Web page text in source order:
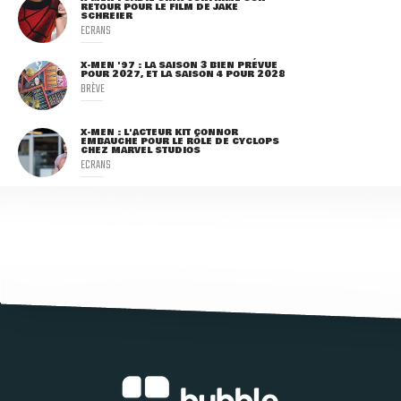
RETOUR POUR LE FILM DE JAKE
SCHREIER
ECRANS
X-MEN '97 : LA SAISON 3 BIEN PRÉVUE
POUR 2027, ET LA SAISON 4 POUR 2028
BRÈVE
X-MEN : L'ACTEUR KIT CONNOR
EMBAUCHÉ POUR LE RÔLE DE CYCLOPS
CHEZ MARVEL STUDIOS
ECRANS